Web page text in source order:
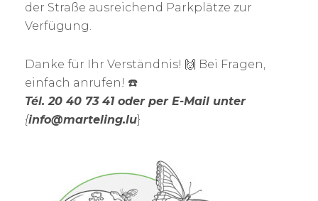
der Straße ausreichend Parkplätze zur
Verfügung.
Danke für Ihr Verständnis! 🙌 Bei Fragen,
einfach anrufen! ☎️
Tél. 20 40 73 41 oder per E-Mail unter
{info@marteling.lu}